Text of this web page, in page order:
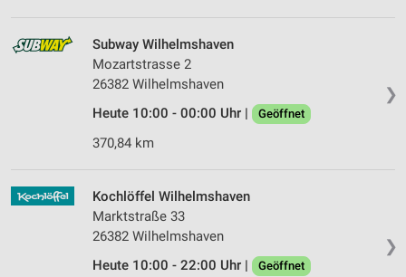
❯
Subway Wilhelmshaven
Mozartstrasse 2
26382 Wilhelmshaven
Heute 10:00 - 00:00 Uhr |
Geöffnet
370,84 km
❯
Kochlöffel Wilhelmshaven
Marktstraße 33
26382 Wilhelmshaven
Heute 10:00 - 22:00 Uhr |
Geöffnet